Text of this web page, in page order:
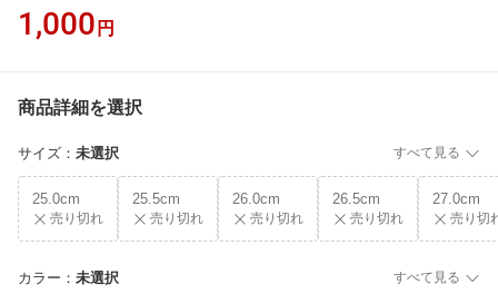
1,000 円
商品詳細を選択
サイズ ： 未選択 すべて見る
25.0cm
売り切れ
25.5cm
売り切れ
26.0cm
売り切れ
26.5cm
売り切れ
27.0cm
売り切
カラー ： 未選択 すべて見る